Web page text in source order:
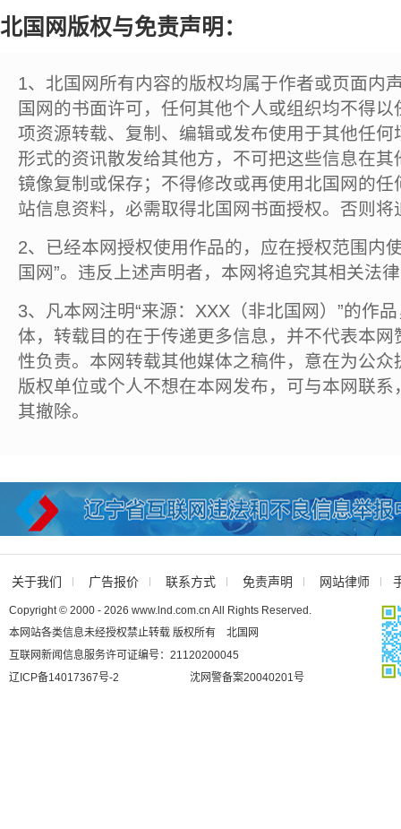
北国网版权与免责声明：
1、北国网所有内容的版权均属于作者或页面内
国网的书面许可，任何其他个人或组织均不得
项资源转载、复制、编辑或发布使用于其他任
形式的资讯散发给其他方，不可把这些信息在
镜像复制或保存；不得修改或再使用北国网的
站信息资料，必需取得北国网书面授权。否则将
2、已经本网授权使用作品的，应在授权范围内
国网”。违反上述声明者，本网将追究其相关法
3、凡本网注明“来源：XXX（非北国网）”的作
体，转载目的在于传递更多信息，并不代表本
性负责。本网转载其他媒体之稿件，意在为公
版权单位或个人不想在本网发布，可与本网联
其撤除。
关于我们 广告报价 联系方式 免责声明 网站律师
Copyright © 2000 - 2026 www.lnd.com.cn All Rights Reserved.
本网站各类信息未经授权禁止转载 版权所有 北国网
互联网新闻信息服务许可证编号：21120200045
辽ICP备14017367号-2
沈网警备案20040201号